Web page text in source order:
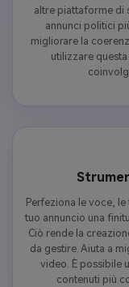
altre piattaforme di
annunci politici
migliorare la
utilizzare
Perfeziona le voce,
tuo annuncio una
Ciò rende la
da gestire. Aiuta a
video. È possibile
contenuti più